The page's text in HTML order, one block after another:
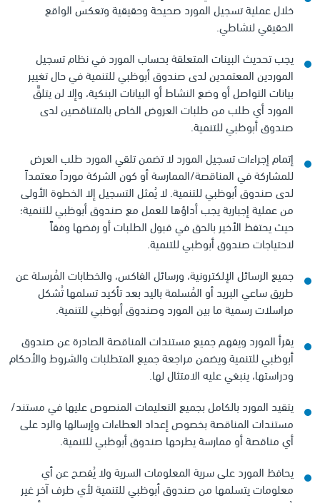
خلال عملية تسجيل المورد صحيحة وحقيقية وتعكس الواقع
الحقيقي لنشاطي.
يجب تحديث البينات المتعلقة بحساب المورد في نظام تسجيل
الموردين المعتمدين لدى صندوق أبوظبي للتنمية في حال تغيير
بيانات التواصل أو وضع النشاط أو البيانات البنكية، وإلا لن يتلقَّ
المورد أي طلب من طلبات العروض الخاص بالمتناقصين لدى
صندوق أبوظبي للتنمية.
إتمام إجراءات تسجيل المورد لا تضمن تلقي المورد طلب العرض
للمشاركة في المناقصة/الممارسة أو كون الشركة مورداً معتمداً
لدى صندوق أبوظبي للتنمية. لا يُمثل التسجيل إلا الخطوة الأولى
من عملية إجبارية يجب أداؤها للعمل مع صندوق أبوظبي للتنمية؛
حيث يحتفظ الأخير بالحق في قبول الطلبات أو رفضها وفقاً
لاحتياجات صندوق أبوظبي للتنمية.
جميع الرسائل الإلكترونية، ورسائل الفاكس، والخطابات المُرسلة عن
طريق ساعي البريد أو المُسلمة باليد بعد تأكيد تسلمها تُشكل
مراسلات رسمية ما بين المورد وصندوق أبوظبي للتنمية.
يقرأ المورد ويفهم جميع مستندات المناقصة الصادرة عن صندوق
أبوظبي للتنمية ويضمن مراجعة جميع المتطلبات والشروط والأحكام
ودراستها، ينبغي عليه الامتثال لها.
يتقيد المورد بالكامل بجميع التعليمات المنصوص عليها في مستند/
مستندات المناقصة بخصوص إعداد العطاءات وإرسالها والرد على
أي مناقصة أو ممارسة يطرحها صندوق أبوظبي للتنمية.
يحافظ المورد على سرية المعلومات السرية ولا يُفصح عن أي
معلومات يتسلمها من صندوق أبوظبي للتنمية لأي طرف آخر غير